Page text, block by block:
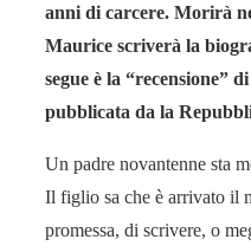
anni di carcere. Morirà
Maurice scriverà la
segue è la “recensione”
pubblicata da la
Un padre novantenne sta
Il figlio sa che è arrivato il
promessa, di scrivere, o